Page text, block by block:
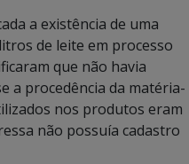
a existência de uma
de leite em processo
que não havia
a procedência da matéria-
nos produtos eram
não possuía cadastro